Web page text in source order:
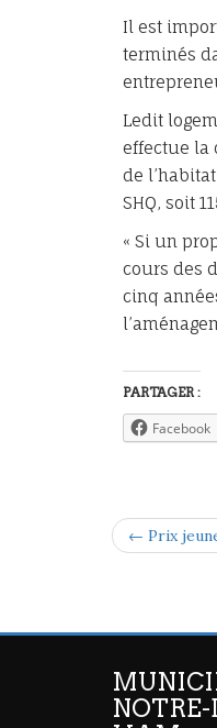
Il est
terminés
Ledit
effectue la
de
SHQ, soit
« Si un
cours des
cinq
PARTAGER :
Facebook
← Prix